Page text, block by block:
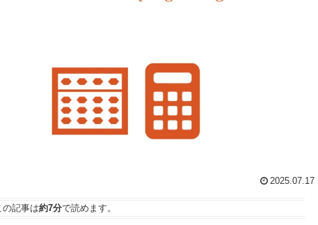
2025.07.17
の記事は約7分で読めます。